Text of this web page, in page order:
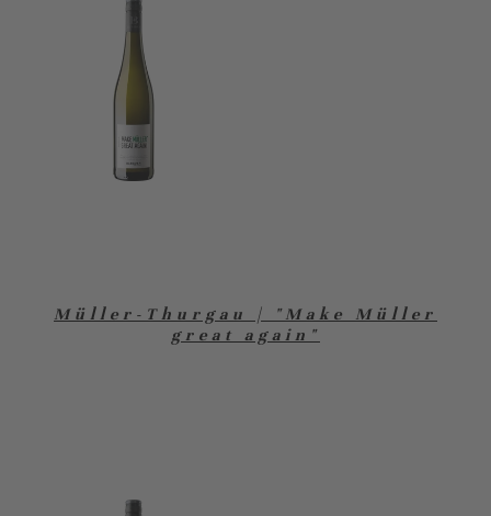
Müller-Thurgau | "Make Müller
great again"